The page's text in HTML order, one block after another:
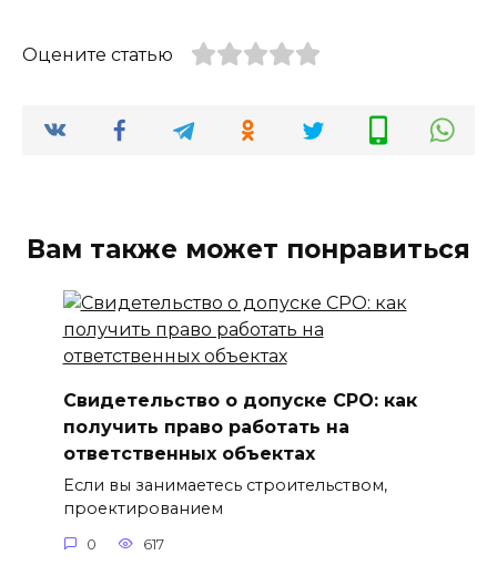
Оцените статью
Вам также может понравиться
Свидетельство о допуске СРО: как
получить право работать на
ответственных объектах
Если вы занимаетесь строительством,
проектированием
0 617